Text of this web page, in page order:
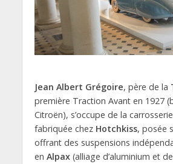
Jean Albert Grégoire, père de la
première Traction Avant en 1927
Citroën), s’occupe de la
fabriquée chez Hotchkiss, posée
offrant des suspensions
en Alpax(alliage d’aluminium et